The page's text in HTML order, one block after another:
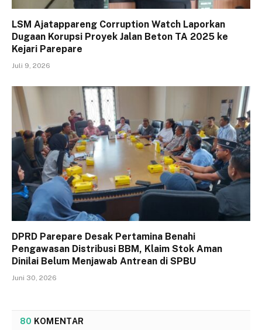
LSM Ajatappareng Corruption Watch Laporkan
Dugaan Korupsi Proyek Jalan Beton TA 2025 ke
Kejari Parepare
Juli 9, 2026
DPRD Parepare Desak Pertamina Benahi
Pengawasan Distribusi BBM, Klaim Stok Aman
Dinilai Belum Menjawab Antrean di SPBU
Juni 30, 2026
80 KOMENTAR